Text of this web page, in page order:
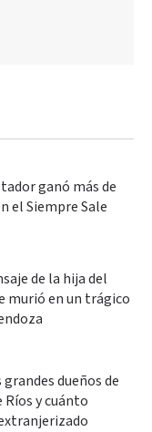
ganó más de
el Siempre Sale
de la hija del
murió en un trágico
dueños de
y cuánto